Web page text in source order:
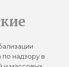
надзору в